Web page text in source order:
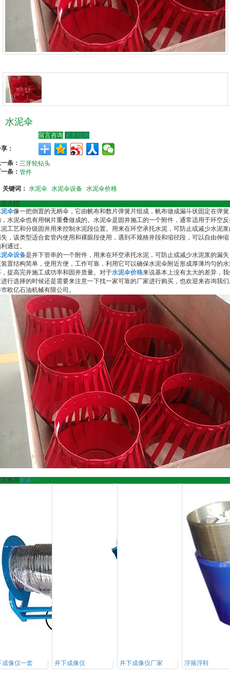
水泥伞
留言咨询 更多信息
：
条： 三牙轮钻头
条： 管件
关键词： 水泥伞 水泥伞设备 水泥伞价格
介绍
伞像一把倒置的无柄伞，它由帆布和数片弹簧片组成，帆布做成漏斗状固定在弹簧
水泥伞也有用钢片重叠做成的。水泥伞是固井施工的一个附件，通常适用于环空反
工艺和分级固井用来控制水泥段位置。用来在环空承托水泥，可防止或减少水泥浆
，该类型适合套管内使用和裸眼段使用，遇到不规格井段和缩径段，可以自由伸缩
通过。
伞设备是井下管串的一个附件，用来在环空承托水泥，可防止或减少水泥浆的漏失
置结构简单，使用方便，工作可靠，利用它可以确保水泥伞附近形成厚薄均匀的水
提高完井施工成功率和固井质量。对于水泥伞价格来说基本上没有太大的差异，我
行选择的时候还是需要来注意一下找一家可靠的厂家进行购买，也欢迎来咨询我们
欧亿石油机械有限公司。
推荐更多>>
成像仪一套 井下成像仪 井下成像仪厂家 浮箍浮鞋